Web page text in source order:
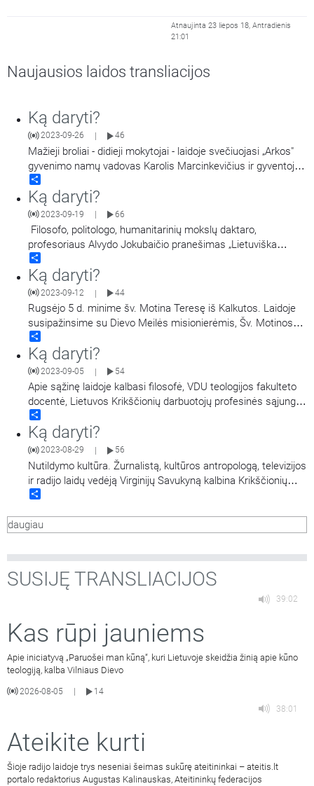
Atnaujinta 23 liepos 18, Antradienis
21:01
Naujausios laidos transliacijos
Ką daryti?
2023-09-26 46
Mažieji broliai - didieji mokytojai - laidoje svečiuojasi „Arkos"
gyvenimo namų vadovas Karolis Marcinkevičius ir gyventoja
Edita, bei Vilniaus „Betzata" gyvenimo namų vadovė Teresė
Bugaitė. Laidą veda ses. Daiva Kuzmickaitė.
Ką daryti?
2023-09-19 66
Filosofo, politologo, humanitarinių mokslų daktaro,
profesoriaus Alvydo Jokubaičio pranešimas „Lietuviška
neviltis ir krikščionybė".
Ką daryti?
2023-09-12 | 44
Rugsėjo 5 d. minime šv. Motina Teresę iš Kalkutos. Laidoje
susipažinsime su Dievo Meilės misionierėmis, Šv. Motinos
Teresės seserimis Lietuvoje. Laidoje dalyvauja ses. Rika,
savanorė Dalia Michelevičiūtė ir seserų bičiulis Kazimieras.
Laidą veda Martynas.
Ką daryti?
2023-09-05 | 54
Apie sąžinę laidoje kalbasi filosofė, VDU teologijos fakulteto
docentė, Lietuvos Krikščionių darbuotojų profesinės sąjungos
tarybos narė Lina Šulcienė ir Lietuvos Krikščionių darbuotojų
profesinės sąjungos pirmininkas Audrius Globys.
Ką daryti?
2023-08-29 56
Nutildymo kultūra. Žurnalistą, kultūros antropologą, televizijos
ir radijo laidų vedėją Virginijų Savukyną kalbina Krikščionių
profsąjungos pirmininkas Audrius Globys. Laida kartojama.
daugiau
SUSIJĘ TRANSLIACIJOS
39:02
Kas rūpi jauniems
Apie iniciatyvą „Paruošei man kūną“, kuri Lietuvoje skeidžia žinią apie kūno
teologiją, kalba Vilniaus Dievo
2026-08-05
14
38:01
Ateikite kurti
Šioje radijo laidoje trys neseniai šeimas sukūrę ateitininkai – ateitis.lt
portalo redaktorius Augustas Kalinauskas, Ateitininkų federacijos